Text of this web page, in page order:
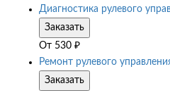
Диагностика рулевого
Заказать
От 530 ₽
Ремонт рулевого
Заказать